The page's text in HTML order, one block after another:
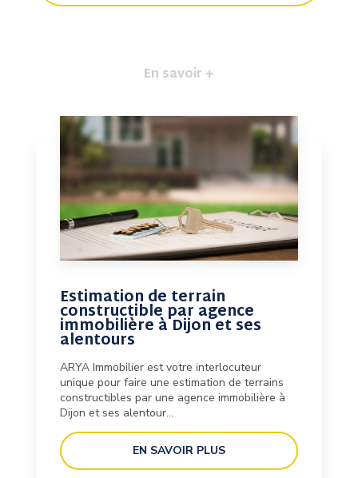
En savoir +
Estimation de terrain
constructible par agence
immobilière à Dijon et ses
alentours
ARYA Immobilier est votre interlocuteur
unique pour faire une estimation de terrains
constructibles par une agence immobilière à
Dijon et ses alentour...
EN SAVOIR PLUS